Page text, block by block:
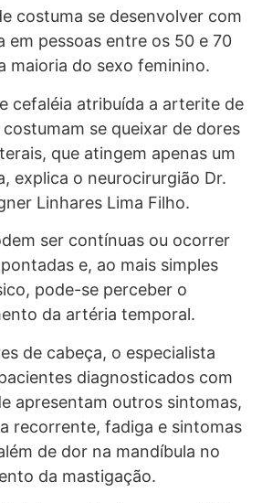
costuma se desenvolver com
em pessoas entre os 50 e 70
maioria do sexo feminino.
cefaléia atribuída a arterite de
se queixar de dores
que atingem apenas um
explica o neurocirurgião Dr.
Linhares Lima Filho.
ser contínuas ou ocorrer
e, ao mais simples
pode-se perceber o
da artéria temporal.
de cabeça, o especialista
diagnosticados com
apresentam outros sintomas,
recorrente, fadiga e sintomas
de dor na mandíbula no
da mastigação.